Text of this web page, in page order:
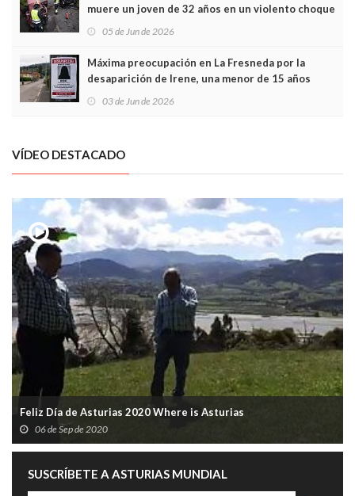
muere un joven de 32 años en un violento choque
frontal
05 de Jun de 2026
Máxima preocupación en La Fresneda por la
desaparición de Irene, una menor de 15 años
03 de Jun de 2026
VÍDEO DESTACADO
Feliz Día de Asturias 2020 Where is Asturias
06 de Sep de 2020
SUSCRÍBETE A ASTURIAS MUNDIAL